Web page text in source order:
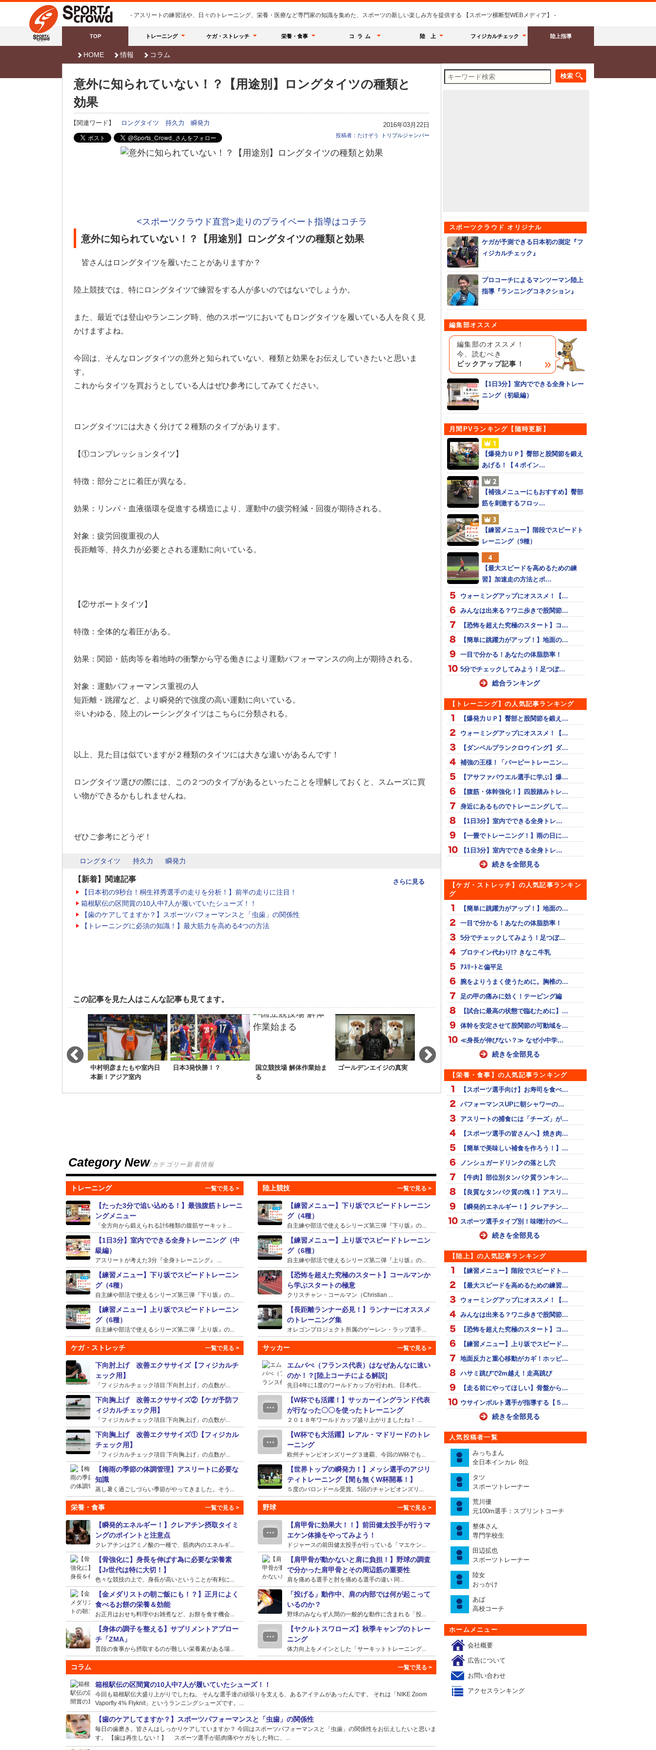
- アスリートの練習法や、日々のトレーニング、栄養・医療など専門家の知識を集めた、スポーツの新しい楽しみ方を提供する 【スポーツ横断型WEBメディア】 -
TOP トレーニング ケガ・ストレッチ 栄養・食事 コラム 陸 上 フィジカルチェック 陸上指導
HOME 情報 コラム
意外に知られていない！？【用途別】ロングタイツの種類と
効果
【関連ワード】 ロングタイツ 持久力 瞬発力 2016年03月22日
投稿者：たけぞう トリプルジャンパー
<スポーツクラウド直営>走りのプライベート指導はコチラ
意外に知られていない！？【用途別】ロングタイツの種類と効果
皆さんはロングタイツを履いたことがありますか？
陸上競技では、特にロングタイツで練習をする人が多いのではないでしょうか。
また、最近では登山やランニング時、他のスポーツにおいてもロングタイツを履いている人を良く見
かけますよね。
今回は、そんなロングタイツの意外と知られていない、種類と効果をお伝えしていきたいと思いま
す。
これからタイツを買おうとしている人はぜひ参考にしてみてください。
ロングタイツには大きく分けて２種類のタイプがあります。
【①コンプレッションタイツ】
特徴：部分ごとに着圧が異なる。
効果：リンパ・血液循環を促進する構造により、運動中の疲労軽減・回復が期待される。
対象：疲労回復重視の人
長距離等、持久力が必要とされる運動に向いている。
【②サポートタイツ】
特徴：全体的な着圧がある。
効果：関節・筋肉等を着地時の衝撃から守る働きにより運動パフォーマンスの向上が期待される。
対象：運動パフォーマンス重視の人
短距離・跳躍など、より瞬発的で強度の高い運動に向いている。
※いわゆる、陸上のレーシングタイツはこちらに分類される。
以上、見た目は似ていますが２種類のタイツには大きな違いがあるんです！
ロングタイツ選びの際には、この２つのタイプがあるといったことを理解しておくと、スムーズに買
い物ができるかもしれませんね。
ぜひご参考にどうぞ！
ロングタイツ 持久力 瞬発力
【新着】関連記事 さらに見る
【日本初の9秒台！桐生祥秀選手の走りを分析！】前半の走りに注目！
箱根駅伝の区間賞の10人中7人が履いていたシューズ！！
【歯のケアしてますか？】スポーツパフォーマンスと「虫歯」の関係性
【トレーニングに必須の知識！】最大筋力を高める4つの方法
この記事を見た人はこんな記事も見てます。
中村明彦またもや室内日
本新！アジア室内
日本3発快勝！？
国立競技場 解体作業始ま
る
ゴールデンエイジの真実
予選
Category New/カテゴリー新着情報
トレーニング
【たった3分で追い込める！】最強腹筋トレーニ
ングメニュー
「全方向から鍛えられる計6種類の腹筋サーキット...
【1日3分】室内でできる全身トレーニング（中
級編）
アスリートが考えた3分『全身トレーニング』 ...
【練習メニュー】下り坂でスピードトレーニン
グ（4種）
自主練や部活で使えるシリーズ第三弾『下り坂』の...
【練習メニュー】上り坂でスピードトレーニン
グ（6種）
自主練や部活で使えるシリーズ第二弾『上り坂』の...
陸上競技
【練習メニュー】下り坂でスピードトレーニン
グ（4種）
自主練や部活で使えるシリーズ第三弾『下り坂』の...
【練習メニュー】上り坂でスピードトレーニン
グ（6種）
自主練や部活で使えるシリーズ第二弾『上り坂』の...
【恐怖を超えた究極のスタート】コールマンか
ら学ぶスタートの極意
クリスチャン・コールマン（Christian ...
【長距離ランナー必見！】ランナーにオススメ
のトレーニング集
オレゴンプロジェクト所属のゲーレン・ラップ選手...
ケガ・ストレッチ
下向肘上げ 改善エクササイズ【フィジカルチ
ェック用】
「フィジカルチェック項目:下向肘上げ」の点数が...
下向胸上げ 改善エクササイズ②【ケガ予防フ
ィジカルチェック用】
「フィジカルチェック項目:下向胸上げ」の点数が...
下向胸上げ 改善エクササイズ①【フィジカル
チェック用】
「フィジカルチェック項目:下向胸上げ」の点数が...
【梅雨の季節の体調管理】アスリートに必要な
知識
蒸し暑く過ごしづらい季節がやってきました。そう...
サッカー
エムバぺ（フランス代表）はなぜあんなに速い
のか！？[陸上コーチによる解説]
先日4年に1度のワールドカップが行われ、日本代...
【W杯でも活躍！】サッカーイングランド代表
が行なった〇〇を使ったトレーニング
２０１８年ワールドカップ盛り上がりましたね！ ...
【W杯でも大活躍】レアル・マドリードのトレ
ーニング
欧州チャンピオンズリーグ３連覇、今回のW杯でも...
【世界トップの瞬発力！】メッシ選手のアジリ
ティトレーニング【間も無くW杯開幕！】
５度のバロンドール受賞、5回のチャンピオンズリ...
栄養・食事
【瞬発的エネルギー！】クレアチン摂取タイミ
ングのポイントと注意点
クレアチンはアミノ酸の一種で、筋肉内のエネルギ...
【骨強化に】身長を伸ばす為に必要な栄養素
【Jr世代は特に大切！】
色々な競技の上で、身長が高いということが有利に...
【金メダリストの朝ご飯にも！？】正月によく
食べるお餅の栄養＆効能
お正月はおせち料理やお雑煮など、お餅を食す機会...
【身体の調子を整える】サプリメントアプロー
チ「ZMA」
普段の食事から摂取するのが難しい栄養素がある場...
野球
【肩甲骨に効果大！！】前田健太投手が行うマ
エケン体操をやってみよう！
ドジャースの前田健太投手が行っている「マエケン...
【肩甲骨が動かないと肩に負担！】野球の調査
で分かった肩甲骨とその周辺筋の重要性
肩を痛める選手と肘を痛める選手の違い 同...
「投げる」動作中、肩の内部では何が起こって
いるのか？
野球のみならず人間の一般的な動作に含まれる「投...
【ヤクルトスワローズ】秋季キャンプのトレー
ニング
体力向上をメインとした「サーキットトレーニング...
コラム
箱根駅伝の区間賞の10人中7人が履いていたシューズ！！
今回も箱根駅伝大盛り上がりでしたね。 そんな選手達の頑張りを支える、あるアイテムがあったんです。 それは「NIKE Zoom
Vaporfly 4% Flyknit」というランニングシューズです。...
【歯のケアしてますか？】スポーツパフォーマンスと「虫歯」の関係性
毎日の歯磨き。皆さんはしっかりケアしていますか？ 今回はスポーツパフォーマンスと「虫歯」の関係性をお伝えしたいと思いま
す。 【歯は再生しない！】 スポーツ選手が筋肉痛やケガをした時に、...
スポーツクラウド オリジナル
ケガが予測できる日本初の測定『フ
ィジカルチェック』
プロコーチによるマンツーマン陸上
指導『ランニングコネクション』
編集部オススメ
編集部のオススメ！
今、読むべき
ピックアップ記事！
【1日3分】室内でできる全身トレー
ニング（初級編）
月間PVランキング【随時更新】
【爆発力ＵＰ】臀部と股関節を鍛え
あげる！【４ポイン…
【補強メニューにもおすすめ】臀部
筋を刺激するフロッ…
【練習メニュー】階段でスピードト
レーニング（9種）
【最大スピードを高めるための練
習】加速走の方法とポ…
ウォーミングアップにオススメ！【…
みんなは出来る？ワニ歩きで股関節…
【恐怖を超えた究極のスタート】コ…
【簡単に跳躍力がアップ！】地面の…
一目で分かる！あなたの体脂肪率！
5分でチェックしてみよう！足つぼ…
総合ランキング
【トレーニング】の人気記事ランキング
【爆発力ＵＰ】臀部と股関節を鍛え…
ウォーミングアップにオススメ！【…
【ダンベルプランクロウイング】ダ…
補強の王様！「バーピートレーニン…
【アサファパウエル選手に学ぶ】爆…
【腹筋・体幹強化！】四股踏みトレ…
身近にあるものでトレーニングして…
【1日3分】室内でできる全身トレ…
【一畳でトレーニング！】雨の日に…
【1日3分】室内でできる全身トレ…
続きを全部見る
【ケガ・ストレッチ】の人気記事ランキン
グ
【簡単に跳躍力がアップ！】地面の…
一目で分かる！あなたの体脂肪率！
5分でチェックしてみよう！足つぼ…
プロテイン代わり!? きなこ牛乳
ｱｽﾘｰﾄと偏平足
腕をよりうまく使うために。胸椎の…
足の甲の痛みに効く！テーピング編
【試合に最高の状態で臨むために】…
体幹を安定させて股関節の可動域を…
≪身長が伸びない？≫ なぜ小中学…
続きを全部見る
【栄養・食事】の人気記事ランキング
【スポーツ選手向け】お寿司を食べ…
パフォーマンスUPに朝シャワーの…
アスリートの捕食には「チーズ」が…
【スポーツ選手の皆さんへ】焼き肉…
【簡単で美味しい補食を作ろう！】…
ノンシュガードリンクの落とし穴
【牛肉】部位別タンパク質ランキン…
【良質なタンパク質の塊！】アスリ…
【瞬発的エネルギー！】クレアチン…
スポーツ選手タイプ別！味噌汁のベ…
続きを全部見る
【陸上】の人気記事ランキング
【練習メニュー】階段でスピードト…
【最大スピードを高めるための練習…
ウォーミングアップにオススメ！【…
みんなは出来る？ワニ歩きで股関節…
【恐怖を超えた究極のスタート】コ…
【練習メニュー】上り坂でスピード…
地面反力と重心移動がカギ！ホッピ…
ハサミ跳びで2m越え！走高跳び
【走る前にやってほしい】骨盤から…
ウサインボルト選手が指導する【５…
続きを全部見る
人気投稿者一覧
みっちまん
全日本インカレ 8位
タツ
スポーツトレーナー
荒川優
元100m選手：スプリントコーチ
整体さん
専門学校生
田辺拡也
スポーツトレーナー
陸女
おっかけ
あば
高校コーチ
ホームメニュー
会社概要
広告について
お問い合わせ
アクセスランキング